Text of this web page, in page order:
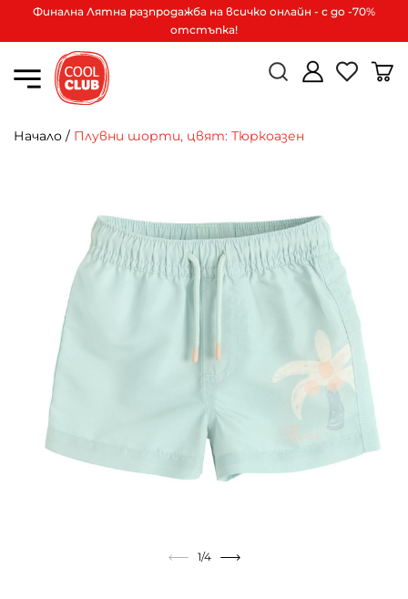
Финална Лятна разпродажба на всичко онлайн - с до -70%
отстъпка!
Начало / Плувни шорти, цвят: Тюркоазен
1/4